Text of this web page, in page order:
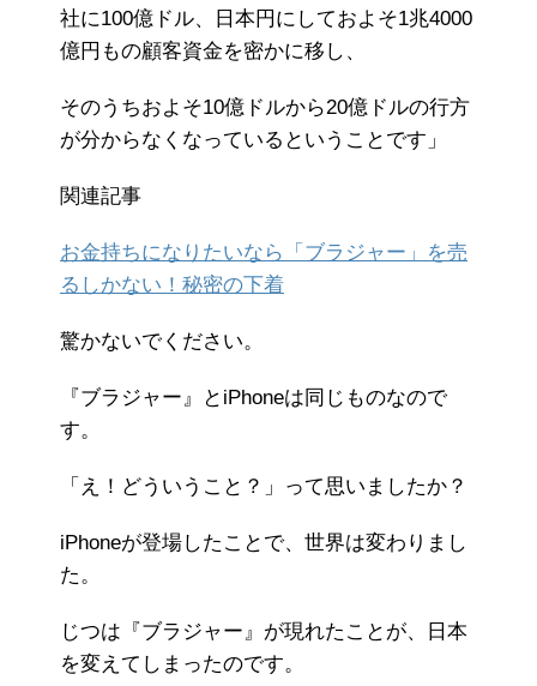
社に100億ドル、日本円にしておよそ1兆4000
億円もの顧客資金を密かに移し、
そのうちおよそ10億ドルから20億ドルの行方
が分からなくなっているということです」
関連記事
お金持ちになりたいなら「ブラジャー」を売
るしかない！秘密の下着
驚かないでください。
『ブラジャー』とiPhoneは同じものなので
す。
「え！どういうこと？」って思いましたか？
iPhoneが登場したことで、世界は変わりまし
た。
じつは『ブラジャー』が現れたことが、日本
を変えてしまったのです。